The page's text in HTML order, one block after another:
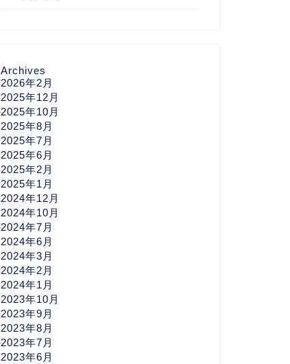
Archives
2026年2月
2025年12月
2025年10月
2025年8月
2025年7月
2025年6月
2025年2月
2025年1月
2024年12月
2024年10月
2024年7月
2024年6月
2024年3月
2024年2月
2024年1月
2023年10月
2023年9月
2023年8月
2023年7月
2023年6月